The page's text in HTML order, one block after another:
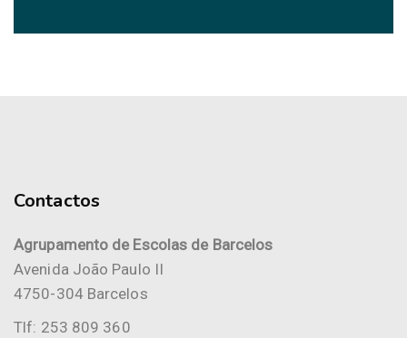
Contactos
Agrupamento de Escolas de Barcelos
Avenida João Paulo II
4750-304 Barcelos
Tlf: 253 809 360